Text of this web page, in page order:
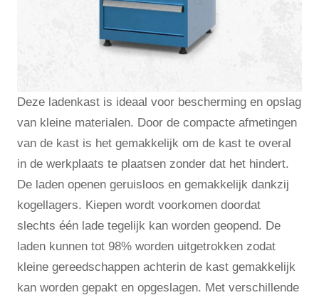
Deze ladenkast is ideaal voor bescherming en opslag
van kleine materialen. Door de compacte afmetingen
van de kast is het gemakkelijk om de kast te overal
in de werkplaats te plaatsen zonder dat het hindert.
De laden openen geruisloos en gemakkelijk dankzij
kogellagers. Kiepen wordt voorkomen doordat
slechts één lade tegelijk kan worden geopend. De
laden kunnen tot 98% worden uitgetrokken zodat
kleine gereedschappen achterin de kast gemakkelijk
kan worden gepakt en opgeslagen. Met verschillende